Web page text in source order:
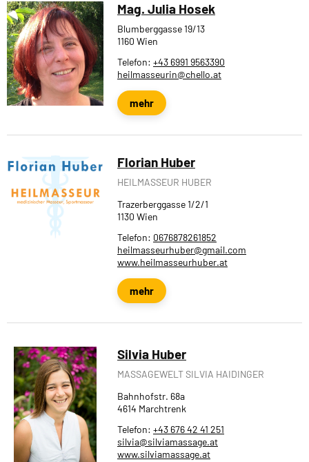
Mag. Julia Hosek
Blumberggasse 19/13
1160 Wien
Telefon: +43 6991 9563390
heilmasseurin@chello.at
mehr
Florian Huber
HEILMASSEUR HUBER
Trazerberggasse 1/2/1
1130 Wien
Telefon: 0676878261852
heilmasseurhuber@gmail.com
www.heilmasseurhuber.at
mehr
Silvia Huber
MASSAGEWELT SILVIA HAIDINGER
Bahnhofstr. 68a
4614 Marchtrenk
Telefon: +43 676 42 41 251
silvia@silviamassage.at
www.silviamassage.at